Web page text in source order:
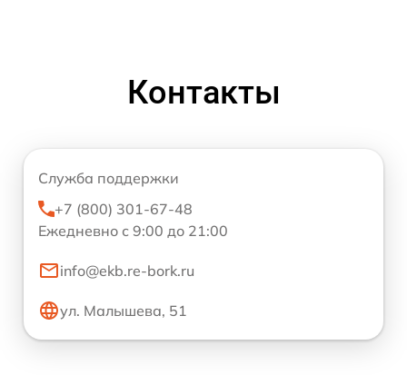
Контакты
Служба поддержки
+7 (800) 301-67-48
Ежедневно с 9:00 до 21:00
info@ekb.re-bork.ru
ул. Малышева, 51